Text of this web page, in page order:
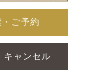
ご予約
キャンセル